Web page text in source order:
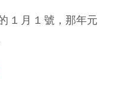
1 月 1 號，那年元